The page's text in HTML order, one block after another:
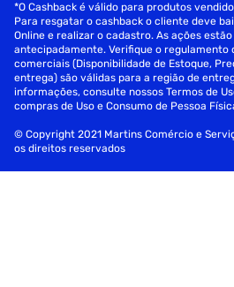
*O Cashback é válido para produtos
Para resgatar o cashback o cliente deve
Online e realizar o cadastro. As ações
antecipadamente. Verifique o regulamento
comerciais (Disponibilidade de Estoque,
entrega) são válidas para a região de
informações, consulte nossos Termos de
compras de Uso e Consumo de Pessoa
© Copyright 2021 Martins Comércio e
os direitos reservados